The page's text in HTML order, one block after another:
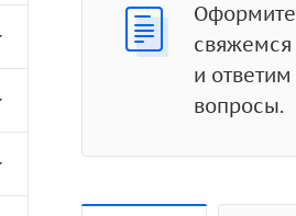
Оформите
и
вопросы.